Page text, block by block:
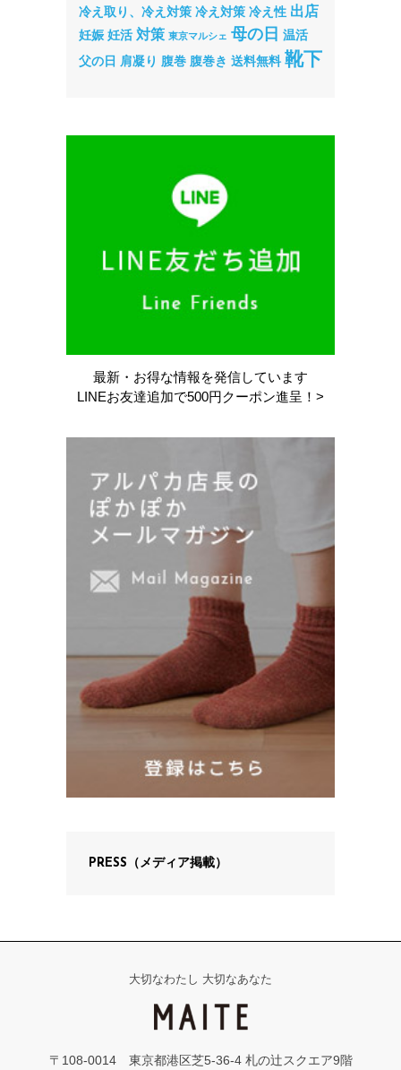
冷え取り、冷え対策 冷え対策 冷え性 出店
妊娠 妊活 対策 東京マルシェ 母の日 温活
父の日 肩凝り 腹巻 腹巻き 送料無料 靴下
最新・お得な情報を発信しています
LINEお友達追加で500円クーポン進呈！>
PRESS（メディア掲載）
大切なわたし 大切なあなた
〒108-0014 東京都港区芝5-36-4 札の辻スクエア9階